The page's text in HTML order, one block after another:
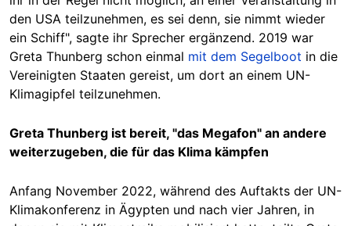
den USA teilzunehmen, es sei denn, sie nimmt wieder
ein Schiff", sagte ihr Sprecher ergänzend. 2019 war
Greta Thunberg schon einmal mit dem Segelboot in die
Vereinigten Staaten gereist, um dort an einem UN-
Klimagipfel teilzunehmen.
Greta Thunberg ist bereit, "das Megafon" an andere
weiterzugeben, die für das Klima kämpfen
Anfang November 2022, während des Auftakts der UN-
Klimakonferenz in Ägypten und nach vier Jahren, in